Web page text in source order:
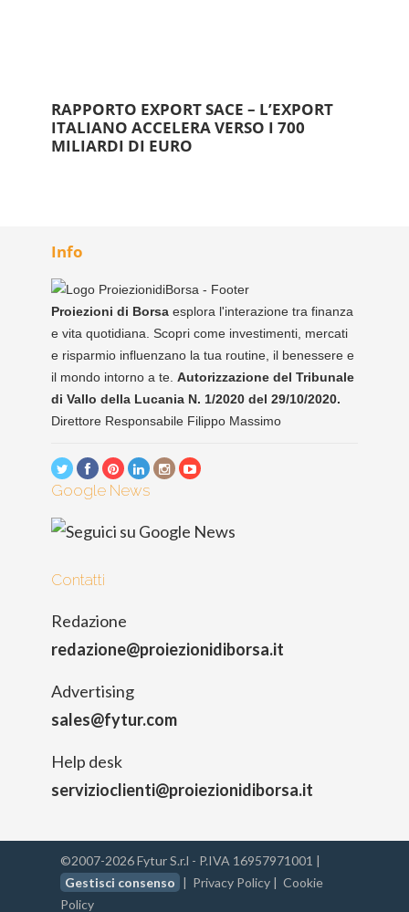
RAPPORTO EXPORT SACE – L’EXPORT
ITALIANO ACCELERA VERSO I 700
MILIARDI DI EURO
Info
Proiezioni di Borsa esplora l'interazione tra finanza
e vita quotidiana. Scopri come investimenti, mercati
e risparmio influenzano la tua routine, il benessere e
il mondo intorno a te. Autorizzazione del Tribunale
di Vallo della Lucania N. 1/2020 del 29/10/2020.
Direttore Responsabile Filippo Massimo
Google News
Contatti
Redazione
redazione@proiezionidiborsa.it
Advertising
sales@fytur.com
Help desk
servizioclienti@proiezionidiborsa.it
©2007-2026 Fytur S.r.l - P.IVA 16957971001 |
Gestisci consenso | Privacy Policy | Cookie
Policy